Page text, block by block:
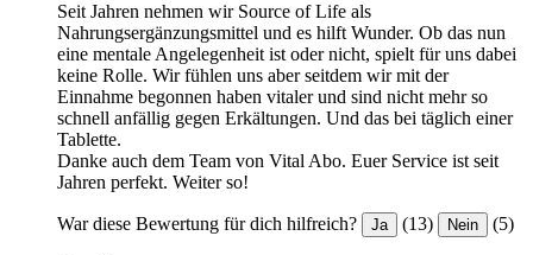
Seit Jahren nehmen wir Source of Life als
Nahrungsergänzungsmittel und es hilft Wunder. Ob das nun
eine mentale Angelegenheit ist oder nicht, spielt für uns dabei
keine Rolle. Wir fühlen uns aber seitdem wir mit der
Einnahme begonnen haben vitaler und sind nicht mehr so
schnell anfällig gegen Erkältungen. Und das bei täglich einer
Tablette.
Danke auch dem Team von Vital Abo. Euer Service ist seit
Jahren perfekt. Weiter so!
War diese Bewertung für dich hilfreich? Ja (13) Nein (5)